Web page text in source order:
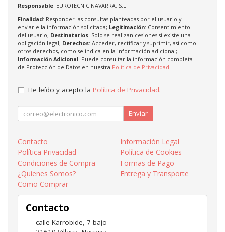
Responsable: EUROTECNIC NAVARRA, S.L
Finalidad: Responder las consultas planteadas por el usuario y
enviarle la información solicitada; Legitimación: Consentimiento
del usuario; Destinatarios: Solo se realizan cesiones si existe una
obligación legal; Derechos: Acceder, rectificar y suprimir, así como
otros derechos, como se indica en la información adicional;
Información Adicional: Puede consultar la información completa
de Protección de Datos en nuestra Política de Privacidad
He leído y acepto la Política de Privacidad.
Enviar
Contacto
Información Legal
Política Privacidad
Política de Cookies
Condiciones de Compra
Formas de Pago
¿Quienes Somos?
Entrega y Transporte
Como Comprar
Contacto
calle Karrobide, 7 bajo